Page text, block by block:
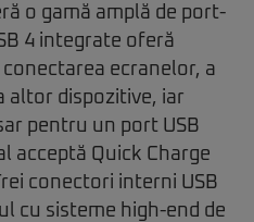
o gamă amplă de port-
4 integrate oferă
ecranelor, a
altor dispozitive, iar
pentru un port USB
acceptă Quick Charge
conectori interni USB
cu sisteme high-end de